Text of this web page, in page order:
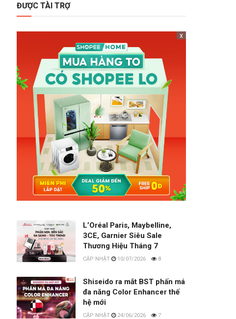
ĐƯỢC TÀI TRỢ
x
L’Oréal Paris, Maybelline,
3CE, Garnier Siêu Sale
Thương Hiệu Tháng 7
10/07/2026 8
Shiseido ra mắt BST phấn má
đa năng Color Enhancer thế
hệ mới
24/06/2026 7